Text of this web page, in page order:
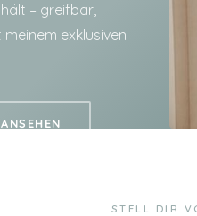
– greifbar,
exklusiven
STELL DIR